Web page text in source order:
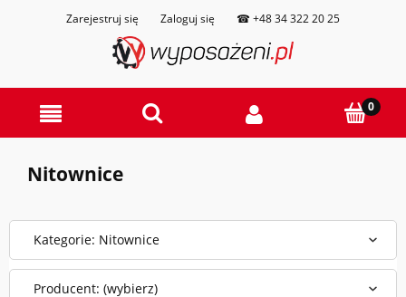
Zarejestruj się Zaloguj się ☎ +48 34 322 20 25
Nitownice
Kategorie: Nitownice
Producent: (wybierz)